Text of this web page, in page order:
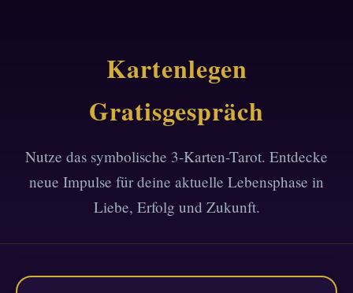
Kartenlegen
Gratisgespräch
Nutze das symbolische 3-Karten-Tarot. Entdecke
neue Impulse für deine aktuelle Lebensphase in
Liebe, Erfolg und Zukunft.